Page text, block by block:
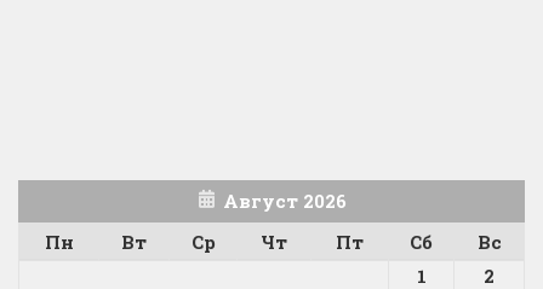
Август 2026
Пн
Вт Ср Чт Пт Сб
Вс
1
2